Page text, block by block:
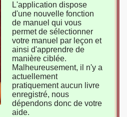
L'application dispose
d'une nouvelle fonction
de manuel qui vous
permet de sélectionner
votre manuel par leçon et
ainsi d'apprendre de
manière ciblée.
Malheureusement, il n'y a
actuellement
pratiquement aucun livre
enregistré, nous
dépendons donc de votre
aide.